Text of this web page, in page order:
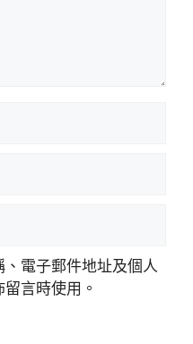
電子郵件地址及個人
言時使用。